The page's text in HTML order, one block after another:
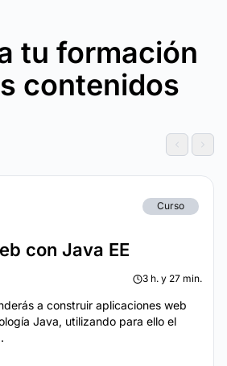
tu formación
contenidos
Curso
con Java EE
3 h. y 27 min.
a construir aplicaciones web
Java, utilizando para ello el